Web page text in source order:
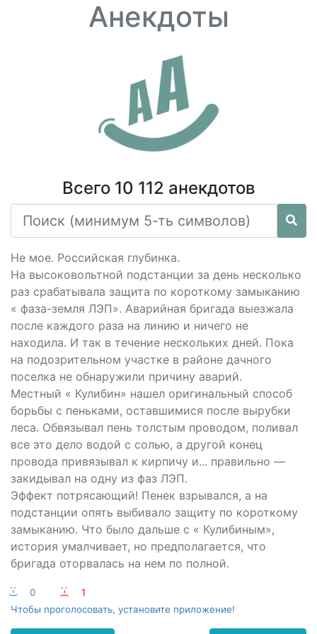
Анекдоты
Всего 10 112 анекдотов
Не мое. Российская глубинка.
На высоковольтной подстанции за день несколько
раз срабатывала защита по короткому замыканию
« фаза-земля ЛЭП». Аварийная бригада выезжала
после каждого раза на линию и ничего не
находила. И так в течение нескольких дней. Пока
на подозрительном участке в районе дачного
поселка не обнаружили причину аварий.
Местный « Кулибин» нашел оригинальный способ
борьбы с пеньками, оставшимися после вырубки
леса. Обвязывал пень толстым проводом, поливал
все это дело водой с солью, а другой конец
провода привязывал к кирпичу и... правильно —
закидывал на одну из фаз ЛЭП.
Эффект потрясающий! Пенек взрывался, а на
подстанции опять выбивало защиту по короткому
замыканию. Что было дальше с « Кулибиным»,
история умалчивает, но предполагается, что
бригада оторвалась на нем по полной.
:-) 0 :-(
1
Чтобы проголосовать, установите приложение!